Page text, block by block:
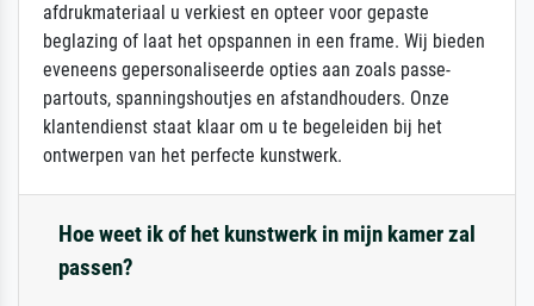
afdrukmateriaal u verkiest en opteer voor gepaste
beglazing of laat het opspannen in een frame. Wij bieden
eveneens gepersonaliseerde opties aan zoals passe-
partouts, spanningshoutjes en afstandhouders. Onze
klantendienst staat klaar om u te begeleiden bij het
ontwerpen van het perfecte kunstwerk.
Hoe weet ik of het kunstwerk in mijn kamer zal
passen?